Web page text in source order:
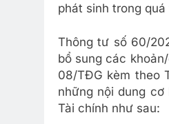
phát sinh trong
Thông tư số 60/
bổ sung các
08/TĐG kèm theo
những nội dung cơ
Tài chính như sau: